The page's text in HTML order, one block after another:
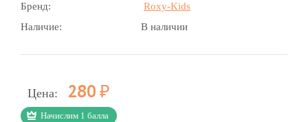
Бренд:
Roxy-Kids
Наличие:
В наличии
Цена: 280 Р
Начислим 1 балла